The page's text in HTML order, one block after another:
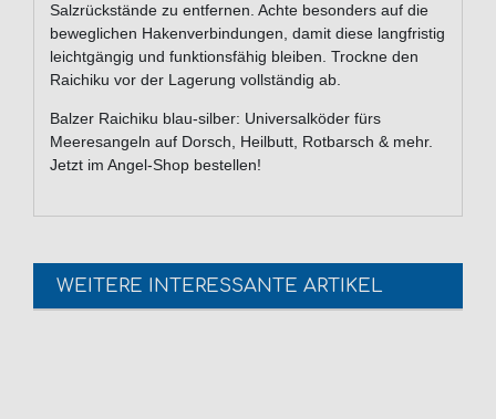
Salzrückstände zu entfernen. Achte besonders auf die
beweglichen Hakenverbindungen, damit diese langfristig
leichtgängig und funktionsfähig bleiben. Trockne den
Raichiku vor der Lagerung vollständig ab.
Balzer Raichiku blau-silber: Universalköder fürs
Meeresangeln auf Dorsch, Heilbutt, Rotbarsch & mehr.
Jetzt im Angel-Shop bestellen!
WEITERE INTERESSANTE ARTIKEL